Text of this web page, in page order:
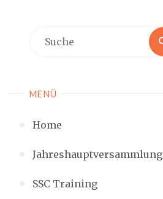
MENÜ
Home
Jahreshauptversammlung
SSC Training